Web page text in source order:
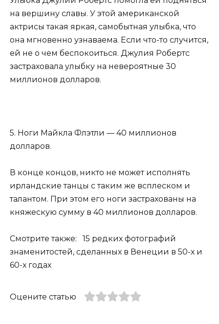
на вершину славы. У этой американской
актрисы такая яркая, самобытная улыбка, что
она мгновенно узнаваема. Если что-то случится,
ей не о чем беспокоиться. Джулия Робертс
застраховала улыбку на невероятные 30
миллионов долларов.
5. Ноги Майкла Флэтли — 40 миллионов
долларов.
В конце концов, никто не может исполнять
ирландские танцы с таким же всплеском и
талантом. При этом его ноги застрахованы на
княжескую сумму в 40 миллионов долларов.
Смотрите также: 15 редких фотографий
знаменитостей, сделанных в Венеции в 50-х и
60-х годах
Оцените статью